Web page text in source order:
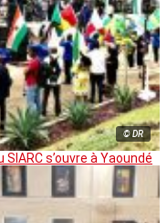
© DR
s’ouvre à Yaoundé